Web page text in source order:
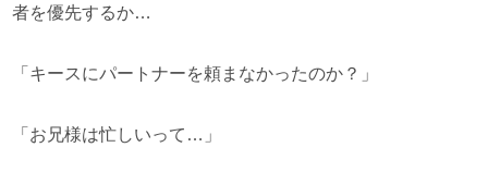
者を優先するか…
「キースにパートナーを頼まなかったのか？」
「お兄様は忙しいって…」